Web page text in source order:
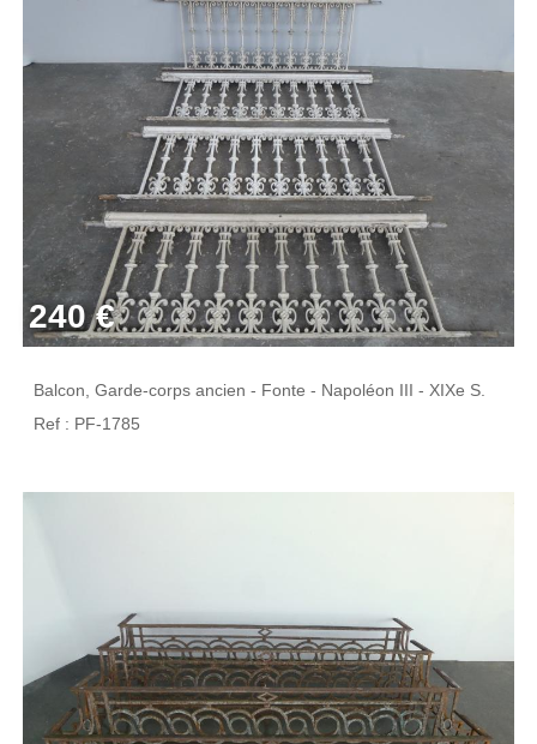
240 €
Balcon, Garde-corps ancien - Fonte - Napoléon III - XIXe S.
Ref : PF-1785